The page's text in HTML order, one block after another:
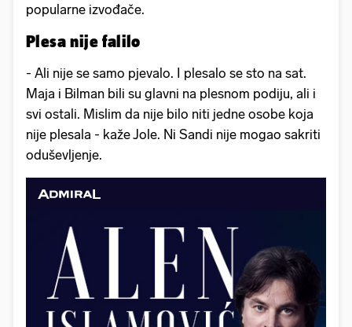
popularne izvođače.
Plesa nije falilo
- Ali nije se samo pjevalo. I plesalo se sto na sat.
Maja i Bilman bili su glavni na plesnom podiju, ali i
svi ostali. Mislim da nije bilo niti jedne osobe koja
nije plesala - kaže Jole. Ni Sandi nije mogao sakriti
oduševljenje.